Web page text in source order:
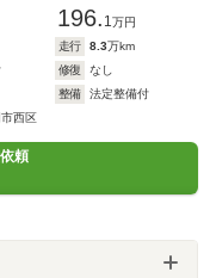
196. 1万円
走行 8.3万km
修復
なし
整備
法定整備付
西区
頼